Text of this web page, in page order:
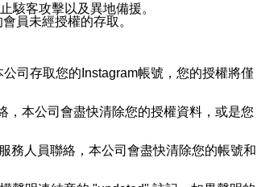
駭客攻擊以及異地備援。
員未經授權的存取。
司存取您的Instagram帳號，您的授權將僅
，本公司會盡快清除您的授權資料，或是您
務人員聯絡，本公司會盡快清除您的帳號和